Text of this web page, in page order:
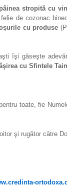
pâinea stropită cu
de cozonac
cu produse
îşi găseşte
cu Sfintele
toate, fie
şi rugător către